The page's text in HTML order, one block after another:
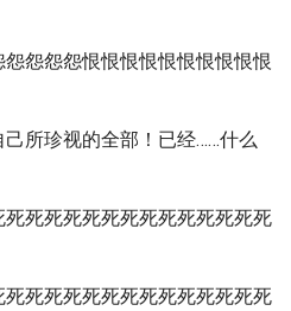
怨怨怨恨恨恨恨恨恨恨恨恨恨
所珍视的全部！已经……什么
死死死死死死死死死死死死死
死死死死死死死死死死死死死